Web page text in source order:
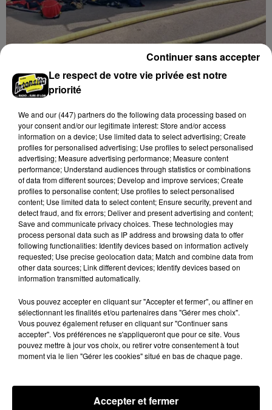
Près d'une vingtaine de pompiers mobilisés
pour un feu à...
6 août 2026
🔊 Les touristes dans les pas de Jean Moulin
Le respect de votre vie privée est notre
priorité
We and our (447) partnersdo the following data processing based on
your consent and/or our legitimate interest: Store and/or access
information on a device; Use limited data to select advertising; Create
profiles for personalised advertising; Use profiles to select personalised
advertising; Measure advertising performance; Measure content
performance; Understand audiences through statistics or combinations
of data from different sources; Develop and improve services; Create
profiles to personalise content; Use profiles to select personalised
content; Use limited data to select content; Ensure security, prevent and
detect fraud, and fix errors; Deliver and present advertising and content;
Save and communicate privacy choices. These technologies may
process personal data such as IP address and browsing data to offer
following functionalities: Identify devices based on information actively
requested; Use precise geolocation data; Match and combine data from
other data sources; Link different devices; Identify devices based on
information transmitted automatically.
Vous pouvez accepter en cliquant sur "Accepter et fermer", ou affiner en
sélectionnant les finalités et/ou partenaires dans "Gérer mes choix".
Vous pouvez également refuser en cliquant sur "Continuer sans
accepter". Vos préférences ne s'appliqueront que pour ce site. Vous
pouvez mettre à jour vos choix, ou retirer votre consentement à tout
moment via le lien "Gérer les cookies" situé en bas de chaque page.
Accepter et fermer
Continuer sans accepter